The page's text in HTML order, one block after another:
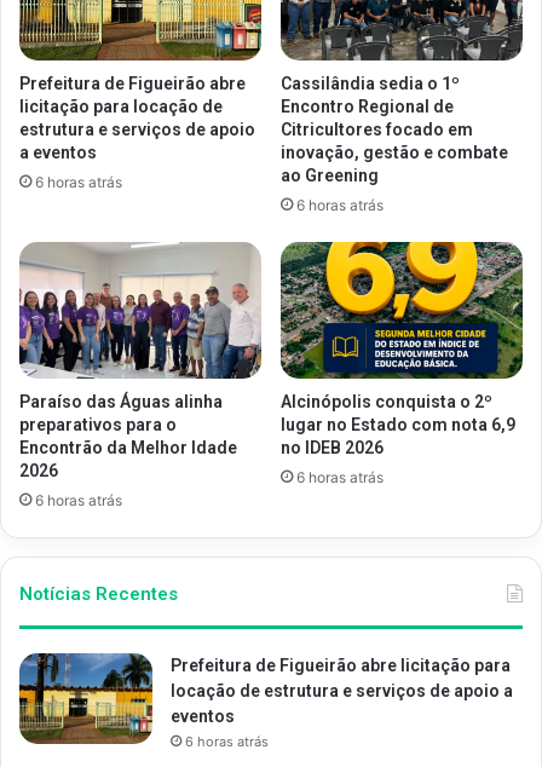
Prefeitura de Figueirão abre
licitação para locação de
estrutura e serviços de apoio
a eventos
6 horas atrás
Cassilândia sedia o 1º
Encontro Regional de
Citricultores focado em
inovação, gestão e combate
ao Greening
6 horas atrás
Paraíso das Águas alinha
preparativos para o
Encontrão da Melhor Idade
2026
6 horas atrás
Alcinópolis conquista o 2º
lugar no Estado com nota 6,9
no IDEB 2026
6 horas atrás
Notícias Recentes
Prefeitura de Figueirão abre licitação para
locação de estrutura e serviços de apoio a
eventos
6 horas atrás